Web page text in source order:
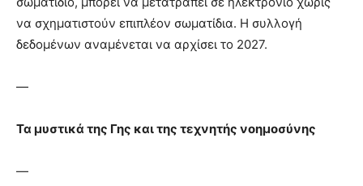
να σχηματιστούν επιπλέον σωματίδια. Η συλλογή
δεδομένων αναμένεται να αρχίσει το 2027.
—
Τα μυστικά της Γης και της τεχνητής νοημοσύνης
—